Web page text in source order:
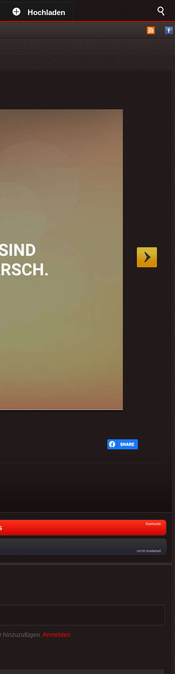
Hochladen
Startseite
nicht moderiert
hinzuzufügen. Anmelden